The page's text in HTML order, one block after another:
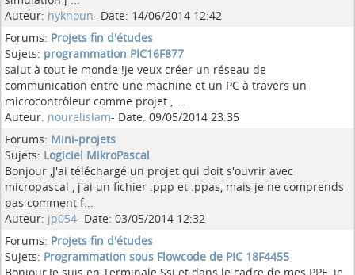
Auteur: hyknoun- Date: 14/06/2014 12:42
Forums: Projets fin d'études
Sujets: programmation PIC16F877
salut à tout le monde !je veux créer un réseau de
communication entre une machine et un PC à travers un
microcontrôleur comme projet , ...
Auteur: nourelislam- Date: 09/05/2014 23:35
Forums: Mini-projets
Sujets: Logiciel MikroPascal
Bonjour ,J'ai téléchargé un projet qui doit s'ouvrir avec
micropascal , j'ai un fichier .ppp et .ppas, mais je ne comprends
pas comment f...
Auteur: jp054- Date: 03/05/2014 12:32
Forums: Projets fin d'études
Sujets: Programmation sous Flowcode de PIC 18F4455